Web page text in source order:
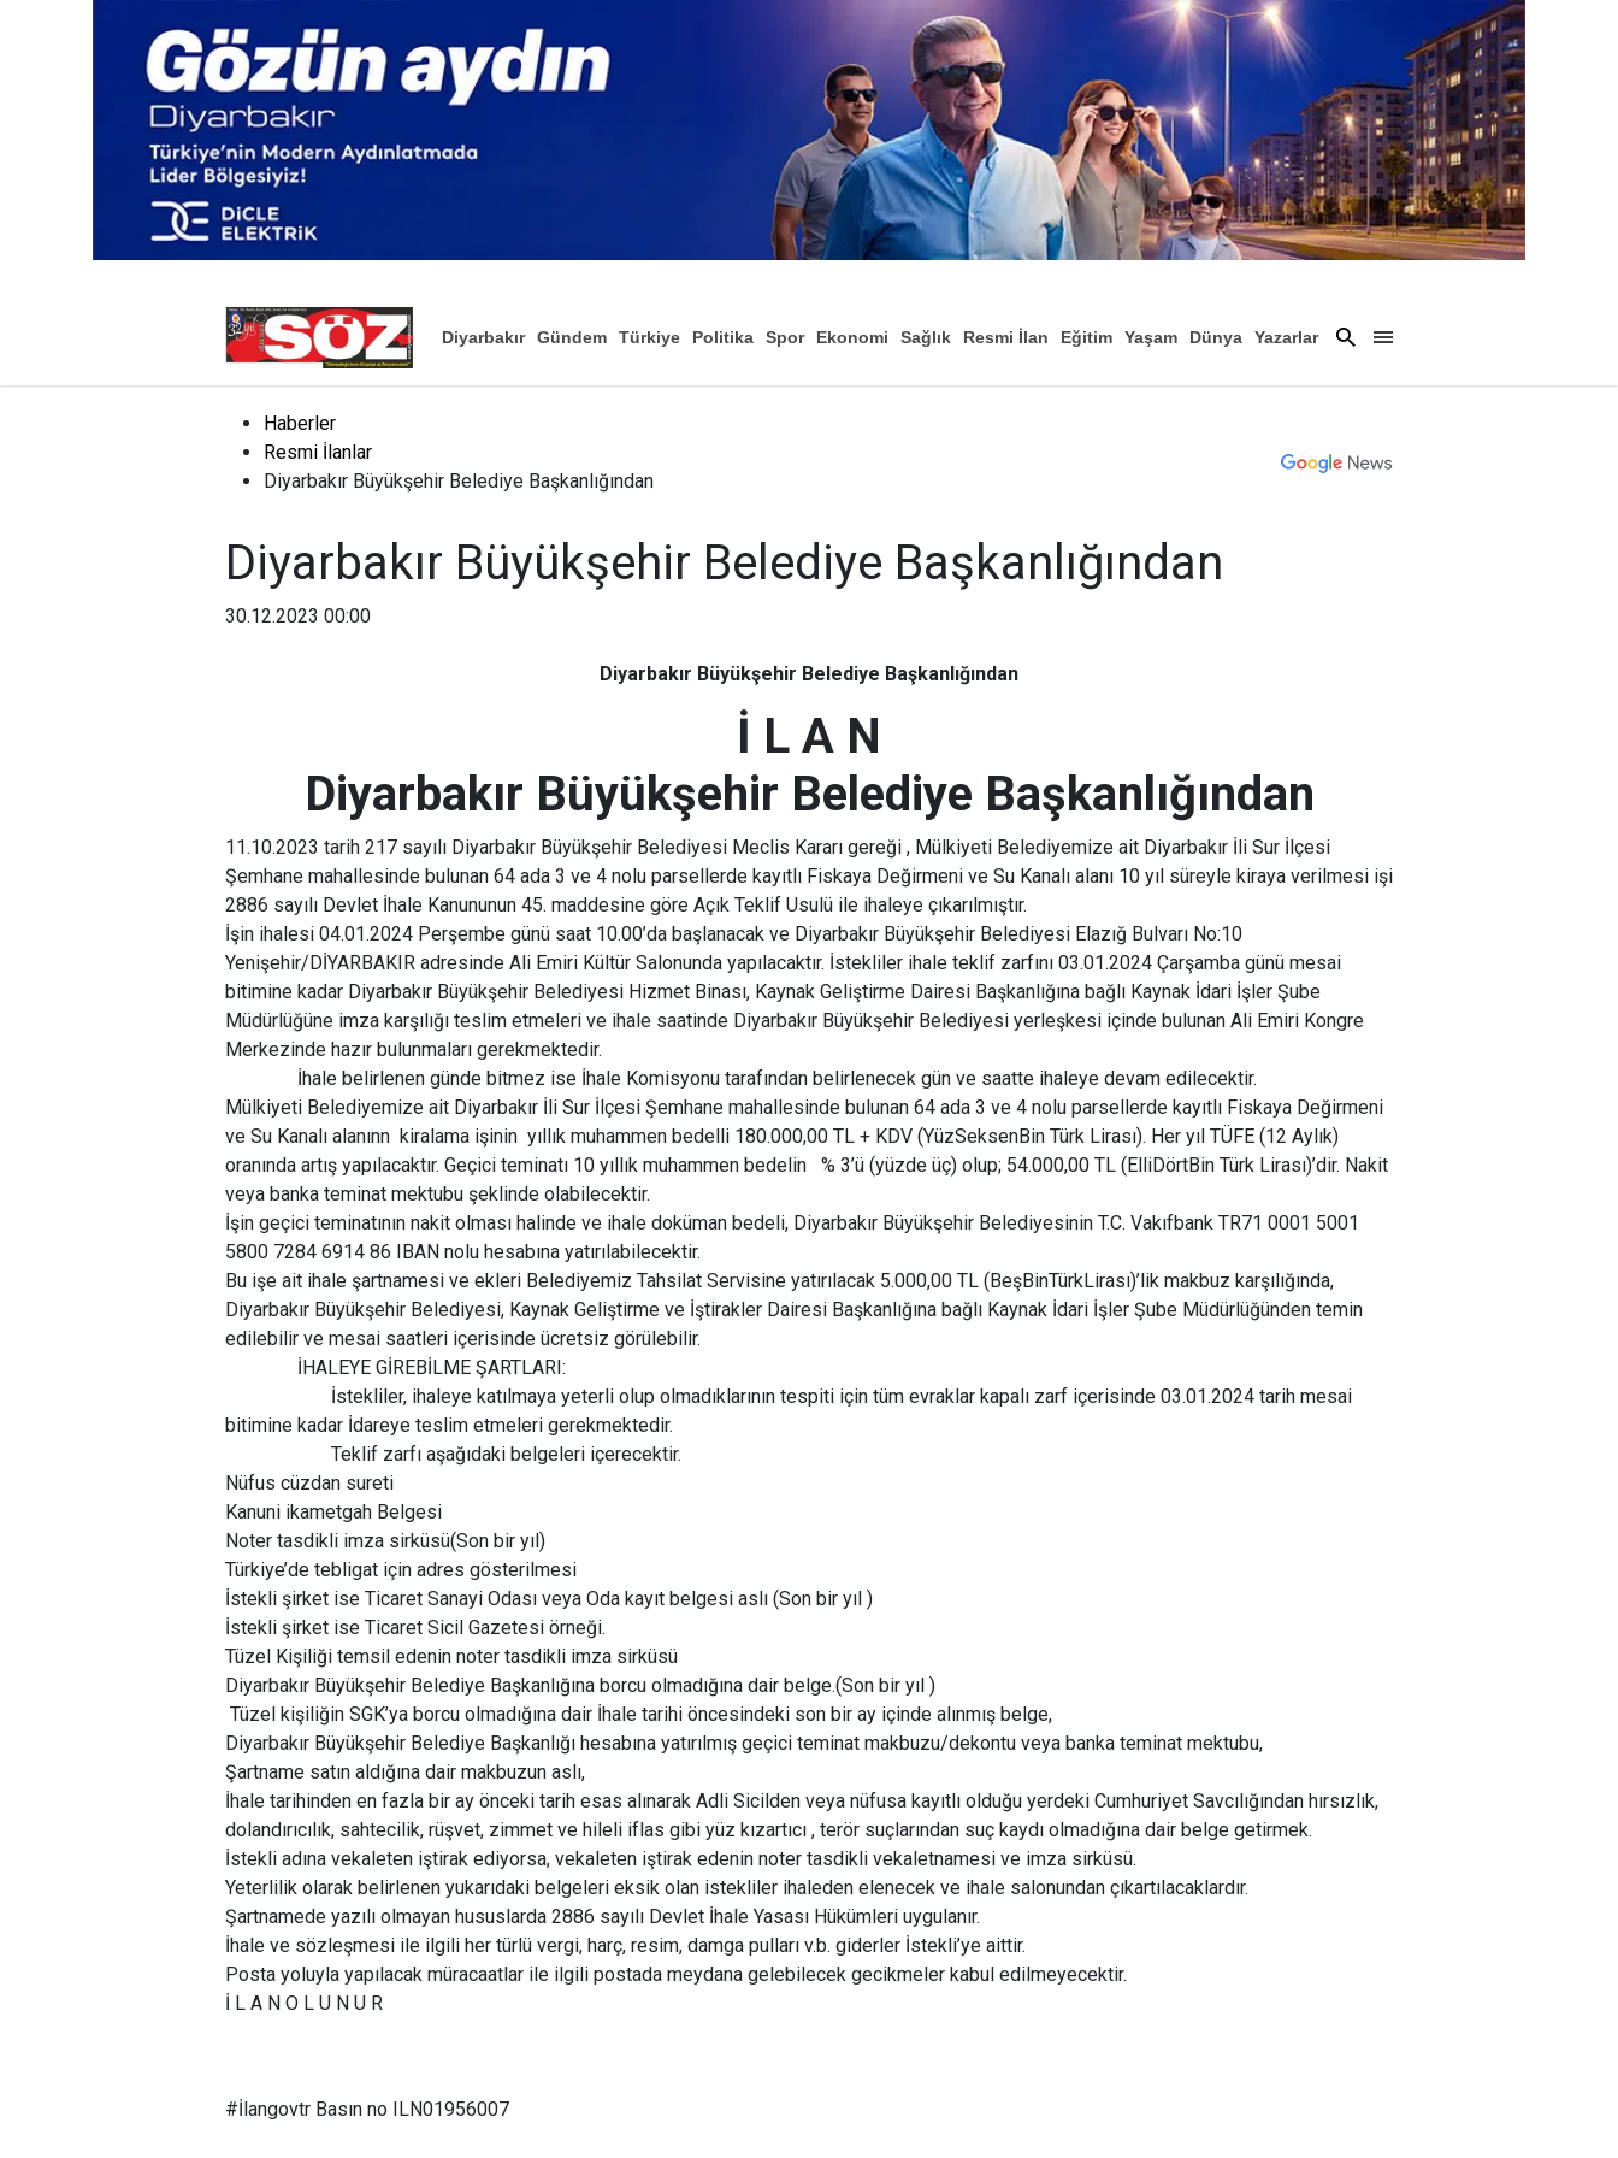
Diyarbakır Gündem Türkiye Politika Spor Ekonomi Sağlık Resmi İlan Eğitim Yaşam
Dünya
Yazarlar
Haberler
Resmi İlanlar
Diyarbakır Büyükşehir Belediye Başkanlığından
Diyarbakır Büyükşehir Belediye Başkanlığından
30.12.2023 00:00
Diyarbakır Büyükşehir Belediye Başkanlığından
İ L A N
Diyarbakır Büyükşehir Belediye Başkanlığından
11.10.2023 tarih 217 sayılı Diyarbakır Büyükşehir Belediyesi Meclis Kararı gereği , Mülkiyeti Belediyemize ait Diyarbakır İli Sur İlçesi
Şemhane mahallesinde bulunan 64 ada 3 ve 4 nolu parsellerde kayıtlı Fiskaya Değirmeni ve Su Kanalı alanı 10 yıl süreyle kiraya verilmesi işi
2886 sayılı Devlet İhale Kanununun 45. maddesine göre Açık Teklif Usulü ile ihaleye çıkarılmıştır.
İşin ihalesi 04.01.2024 Perşembe günü saat 10.00’da başlanacak ve Diyarbakır Büyükşehir Belediyesi Elazığ Bulvarı No:10
Yenişehir/DİYARBAKIR adresinde Ali Emiri Kültür Salonunda yapılacaktır. İstekliler ihale teklif zarfını 03.01.2024 Çarşamba günü mesai
bitimine kadar Diyarbakır Büyükşehir Belediyesi Hizmet Binası, Kaynak Geliştirme Dairesi Başkanlığına bağlı Kaynak İdari İşler Şube
Müdürlüğüne imza karşılığı teslim etmeleri ve ihale saatinde Diyarbakır Büyükşehir Belediyesi yerleşkesi içinde bulunan Ali Emiri Kongre
Merkezinde hazır bulunmaları gerekmektedir.
İhale belirlenen günde bitmez ise İhale Komisyonu tarafından belirlenecek gün ve saatte ihaleye devam edilecektir.
Mülkiyeti Belediyemize ait Diyarbakır İli Sur İlçesi Şemhane mahallesinde bulunan 64 ada 3 ve 4 nolu parsellerde kayıtlı Fiskaya Değirmeni
ve Su Kanalı alanınn kiralama işinin yıllık muhammen bedelli 180.000,00 TL + KDV (YüzSeksenBin Türk Lirası). Her yıl TÜFE (12 Aylık)
oranında artış yapılacaktır. Geçici teminatı 10 yıllık muhammen bedelin % 3’ü (yüzde üç) olup; 54.000,00 TL (ElliDörtBin Türk Lirası)’dir. Nakit
veya banka teminat mektubu şeklinde olabilecektir.
İşin geçici teminatının nakit olması halinde ve ihale doküman bedeli, Diyarbakır Büyükşehir Belediyesinin T.C. Vakıfbank TR71 0001 5001
5800 7284 6914 86 IBAN nolu hesabına yatırılabilecektir.
Bu işe ait ihale şartnamesi ve ekleri Belediyemiz Tahsilat Servisine yatırılacak 5.000,00 TL (BeşBinTürkLirası)’lik makbuz karşılığında,
Diyarbakır Büyükşehir Belediyesi, Kaynak Geliştirme ve İştirakler Dairesi Başkanlığına bağlı Kaynak İdari İşler Şube Müdürlüğünden temin
edilebilir ve mesai saatleri içerisinde ücretsiz görülebilir.
İHALEYE GİREBİLME ŞARTLARI:
İstekliler, ihaleye katılmaya yeterli olup olmadıklarının tespiti için tüm evraklar kapalı zarf içerisinde 03.01.2024 tarih mesai
bitimine kadar İdareye teslim etmeleri gerekmektedir.
Teklif zarfı aşağıdaki belgeleri içerecektir.
Nüfus cüzdan sureti
Kanuni ikametgah Belgesi
Noter tasdikli imza sirküsü(Son bir yıl)
Türkiye’de tebligat için adres gösterilmesi
İstekli şirket ise Ticaret Sanayi Odası veya Oda kayıt belgesi aslı (Son bir yıl )
İstekli şirket ise Ticaret Sicil Gazetesi örneği.
Tüzel Kişiliği temsil edenin noter tasdikli imza sirküsü
Diyarbakır Büyükşehir Belediye Başkanlığına borcu olmadığına dair belge.(Son bir yıl )
Tüzel kişiliğin SGK’ya borcu olmadığına dair İhale tarihi öncesindeki son bir ay içinde alınmış belge,
Diyarbakır Büyükşehir Belediye Başkanlığı hesabına yatırılmış geçici teminat makbuzu/dekontu veya banka teminat mektubu,
Şartname satın aldığına dair makbuzun aslı,
İhale tarihinden en fazla bir ay önceki tarih esas alınarak Adli Sicilden veya nüfusa kayıtlı olduğu yerdeki Cumhuriyet Savcılığından hırsızlık,
dolandırıcılık, sahtecilik, rüşvet, zimmet ve hileli iflas gibi yüz kızartıcı , terör suçlarından suç kaydı olmadığına dair belge getirmek.
İstekli adına vekaleten iştirak ediyorsa, vekaleten iştirak edenin noter tasdikli vekaletnamesi ve imza sirküsü.
Yeterlilik olarak belirlenen yukarıdaki belgeleri eksik olan istekliler ihaleden elenecek ve ihale salonundan çıkartılacaklardır.
Şartnamede yazılı olmayan hususlarda 2886 sayılı Devlet İhale Yasası Hükümleri uygulanır.
İhale ve sözleşmesi ile ilgili her türlü vergi, harç, resim, damga pulları v.b. giderler İstekli’ye aittir.
Posta yoluyla yapılacak müracaatlar ile ilgili postada meydana gelebilecek gecikmeler kabul edilmeyecektir.
İ L A N O L U N U R
#İlangovtr Basın no ILN01956007